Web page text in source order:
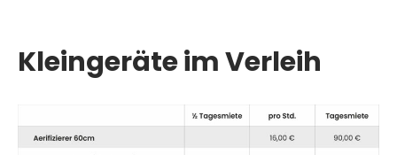
Kleingeräte im Verleih